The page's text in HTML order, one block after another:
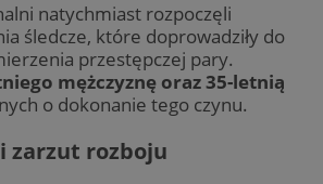
natychmiast rozpoczęli
śledcze, które doprowadziły do
przestępczej pary.
mężczyznę oraz 35-letnią
o dokonanie tego czynu.
zarzut rozboju